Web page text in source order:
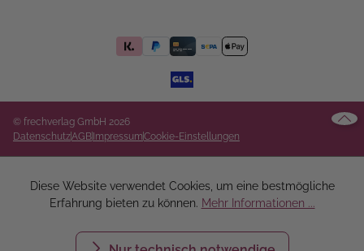
© frechverlag GmbH 2026
DatenschutzAGBImpressumCookie-Einstellungen
Diese Website verwendet Cookies, um eine bestmögliche
Erfahrung bieten zu können. Mehr Informationen ...